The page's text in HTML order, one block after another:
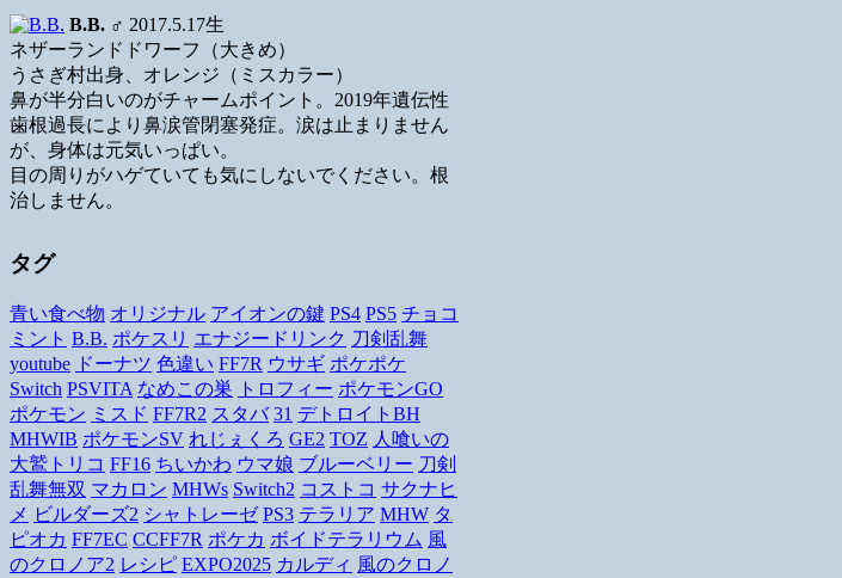
B.B. ♂ 2017.5.17生
ネザーランドドワーフ（大きめ）
うさぎ村出身、オレンジ（ミスカラー）
鼻が半分白いのがチャームポイント。2019年遺伝性
歯根過長により鼻涙管閉塞発症。涙は止まりません
が、身体は元気いっぱい。
目の周りがハゲていても気にしないでください。根
治しません。
タグ
青い食べ物 オリジナル アイオンの鍵 PS4 PS5 チョコ
ミント B.B. ポケスリ エナジードリンク 刀剣乱舞
youtube ドーナツ 色違い FF7R ウサギ ポケポケ
Switch PSVITA なめこの巣 トロフィー ポケモンGO
ポケモン ミスド FF7R2 スタバ 31 デトロイトBH
MHWIB ポケモンSV れじぇくろ GE2 TOZ 人喰いの
大鷲トリコ FF16 ちいかわ ウマ娘 ブルーベリー 刀剣
乱舞無双 マカロン MHWs Switch2 コストコ サクナヒ
メ ビルダーズ2 シャトレーゼ PS3 テラリア MHW タ
ピオカ FF7EC CCFF7R ポケカ ボイドテラリウム 風
のクロノア2 レシピ EXPO2025 カルディ 風のクロノ